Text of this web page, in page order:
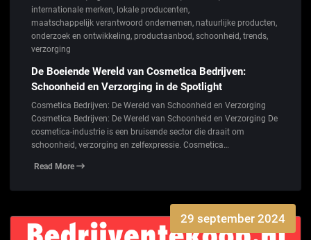
internationale merken, lokale producenten,
maatschappelijk verantwoord ondernemen, natuurlijke producten,
onderzoek en ontwikkeling, productaanbod, schoonheid, trends,
verzorging
De Boeiende Wereld van Cosmetica Bedrijven:
Schoonheid en Verzorging in de Spotlight
Cosmetica Bedrijven: De Wereld van Schoonheid en Verzorging
Cosmetica Bedrijven: De Wereld van Schoonheid en Verzorging De
cosmetica-industrie is een bruisende sector die draait om
schoonheid, verzorging en zelfexpressie. Cosmetica…
Read More
29 september 2024